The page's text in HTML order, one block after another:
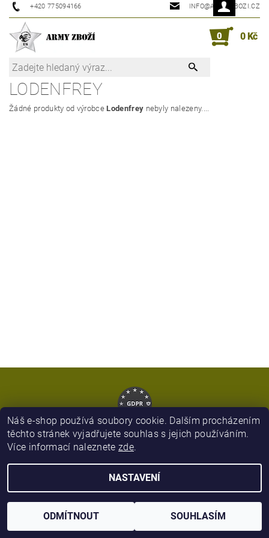
+420 775094166 INFO@ARMYZBOZI.CZ
0 0 Kč
LODENFREY
Žádné produkty od výrobceLodenfrey nebyly nalezeny....
Vytvořil Shoptet
Náš e-shop používá soubory cookie. Dalším procházením
těchto stránek vyjadřujete souhlas s jejich používáním.
Více informací naleznetezde.
NASTAVENÍ
ODMÍTNOUT SOUHLASÍM